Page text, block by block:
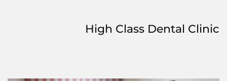
High Class Dental Clinic